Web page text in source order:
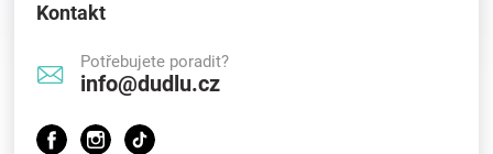
Kontakt
Potřebujete poradit?
info@dudlu.cz